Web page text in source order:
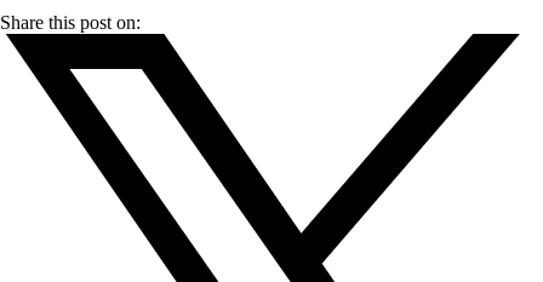
Share this post on: